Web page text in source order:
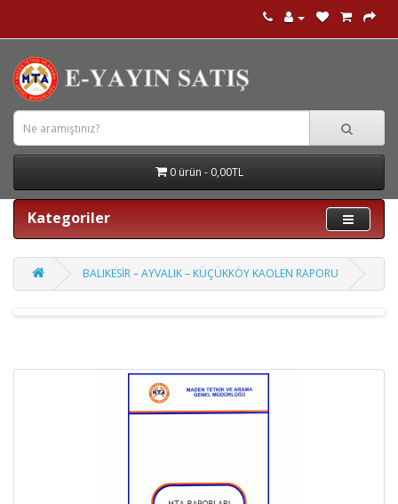
0 ürün - 0,00TL
Kategoriler
BALIKESİR – AYVALIK – KÜÇÜKKÖY KAOLEN RAPORU